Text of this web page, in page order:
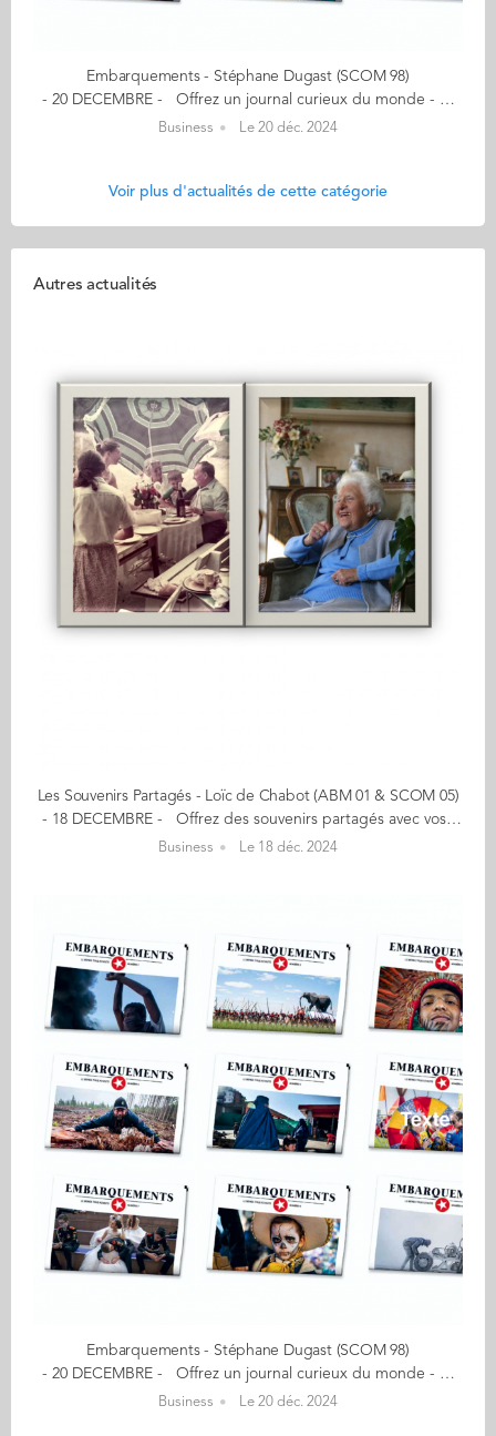
Embarquements - Stéphane Dugast (SCOM 98)
- 20 DECEMBRE - Offrez un journal curieux du monde - Aventure, exploration, découverte - Un an d'abonnement France pour 20€ Un journal 100% papier, 100 % indépendant Dédié aux univers du voyage, de l'exploration, de l'aventure et des découvertes, Embarquements mêle photos et récits dans la veine du grand reportage d'antan. Trimestriel avec ses 20 pages en grand format, de fabrication artisanale et impression 100% France, ce journal fait la part belle au photojournalisme. "Le papier est mort, vive le papier. La presse écrite va mal, vive la presse. Prenez le temps de piquer votre curiosité. Lisez en vrai et en grand format !" Mon aventure a débuté… en 2007 lorsque je crée le blog Embarquements dédié au monde de l'exploration, de l'aventure et des découvertes. De leur côté, les 2 autres futurs créateurs du journal, Bruno et Julien, fondent en 2014 la revue Zeppelin, diffusant d'abord leurs reportages puis ceux des photographes affiliés à l'agence éponyme. Ainsi est née l'envie de fusionner ces deux productions pour créer le journal Embarquements ! En savoir plus : embarquements.com Contact : stephane.dugast@yahoo.fr (Re)Découvrez votre CALENDRIER DE L'AVENT ici
Business Le 20 déc. 2024
Voir plus d'actualités de cette catégorie
Autres actualités
Les Souvenirs Partagés - Loïc de Chabot (ABM 01 & SCOM 05)
- 18 DECEMBRE - Offrez des souvenirs partagés avec vos grands-parents - Libérer la parole des grands-parents - 10% sur le forfait 6 mois et 20% sur le forfait 1 an* *applicable automatiquement sur 'Ma fabrique des souvenirs'. Notre plateforme vidéo guide les aînés à raconter leur parcours de vie ! Nos grands-parents ont tant d'histoires à raconter : des souvenirs d'enfance, des rencontres marquantes, des voyages ou tout simplement leur quotidien actuel. Autant de moments précieux qui méritent d'être conservés et partagés. 'Les Souvenirs partagés' propose deux services... Le service premium Grâce à notre réseau de vidéastes formés et présents dans toute la France, les grands-parents peuvent raconter leurs souvenirs de vie devant notre caméra et à leur domicile. Leurs souvenirs d’enfance, scolaires, rencontre avec leur conjoint, voyages etc. ainsi que leur vie actuelle, leur témoignage est très inspirant ! Ces souvenirs sont ensuite mis sur clé usb et remis dans une véritable boîte à souvenirs qui se transmettra au fil des générations. Ma fabrique des souvenirs Notre plateforme d’enregistrement permet aux grands-parents d’enregistrer à leur rythme leur parcours de vie. Ils sont guidés grâce à nos vidéos explicatives. Notre site est simplifié et disponible sur tablette et ordinateurs munis de webcam. Grâce à nos forfaits mensuels ou annuels, les grands-parents sont autonomes et peuvent se filmer sur la période de leur choix. Les vidéos sont ensuite téléchargées, avec option de clé USB personnalisée. Ce service s’adresse davantage aux seniors de 55 / 70 ans. "Avec 'Ma fabrique des souvenirs', nous souhaitons fournir une solution simple et facile d’utilisation à toutes les personnes qui souhaitent que leurs parents ou grands-parents enregistrent leurs souvenirs et parcours de vie." Le début de mon aventure… De mes grands-parents, je n’ai pas grand-chose, si ce n’est quelques écrits et ma propre mémoire. L’idée est née d’une réflexion sur la transmission des souvenirs des grands-parents vers les petits-enfants. Je voulais apporter une solution innovante à cette problématique et c’est ainsi qu’est né Les Souvenirs Partagés : matérialiser des souvenirs dans une monde où l’immatériel est roi. En savoir plus : lessouvenirspartages.fr Contact : lessouvenirspartages@gmail.com (Re)Découvrez votre CALENDRIER DE L'AVENT ici
Business Le 18 déc. 2024
Embarquements - Stéphane Dugast (SCOM 98)
- 20 DECEMBRE - Offrez un journal curieux du monde - Aventure, exploration, découverte - Un an d'abonnement France pour 20€ Un journal 100% papier, 100 % indépendant Dédié aux univers du voyage, de l'exploration, de l'aventure et des découvertes, Embarquements mêle photos et récits dans la veine du grand reportage d'antan. Trimestriel avec ses 20 pages en grand format, de fabrication artisanale et impression 100% France, ce journal fait la part belle au photojournalisme. "Le papier est mort, vive le papier. La presse écrite va mal, vive la presse. Prenez le temps de piquer votre curiosité. Lisez en vrai et en grand format !" Mon aventure a débuté… en 2007 lorsque je crée le blog Embarquements dédié au monde de l'exploration, de l'aventure et des découvertes. De leur côté, les 2 autres futurs créateurs du journal, Bruno et Julien, fondent en 2014 la revue Zeppelin, diffusant d'abord leurs reportages puis ceux des photographes affiliés à l'agence éponyme. Ainsi est née l'envie de fusionner ces deux productions pour créer le journal Embarquements ! En savoir plus : embarquements.com Contact : stephane.dugast@yahoo.fr (Re)Découvrez votre CALENDRIER DE L'AVENT ici
Business Le 20 déc. 2024